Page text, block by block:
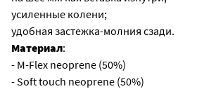
усиленные колени;
удобная застежка-молния сзади.
Материал:
- M-Flex neoprene (50%)
- Soft touch neoprene (50%)